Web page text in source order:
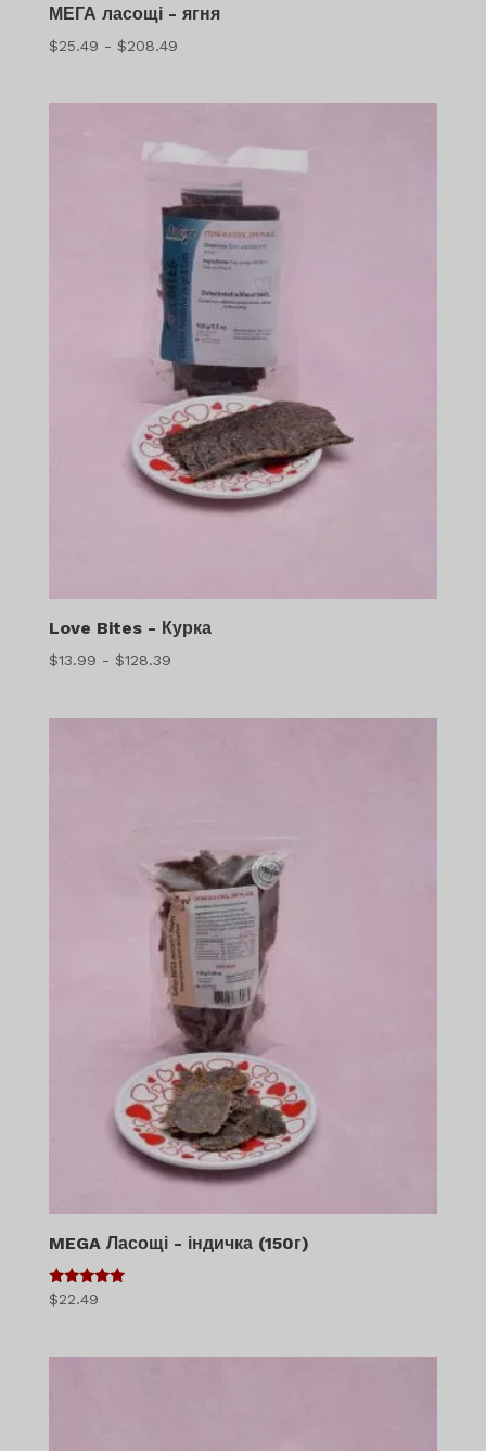
МЕГА ласощі - ягня
$25.49 - $208.49Діапазон
$208.49
Love Bites - Курка
$13.99 - $128.39Діапазон
MEGA Ласощі - індичка (150г)
5
з 5
$22.49